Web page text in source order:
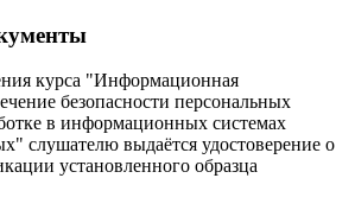
курса "Информационная
безопасности персональных
в информационных системах
слушателю выдаётся удостоверение о
установленного образца